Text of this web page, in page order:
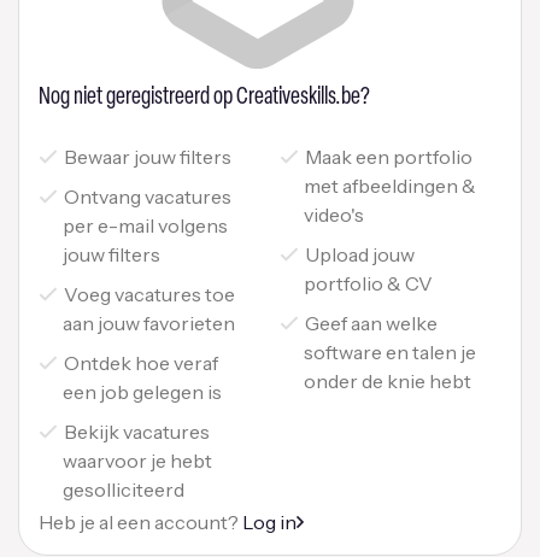
Nog niet geregistreerd op Creativeskills.be?
Bewaar jouw filters
Ontvang vacatures
per e-mail volgens
jouw filters
Voeg vacatures toe
aan jouw favorieten
Ontdek hoe veraf
een job gelegen is
Bekijk vacatures
waarvoor je hebt
gesolliciteerd
Maak een portfolio
met afbeeldingen &
video's
Upload jouw
portfolio & CV
Geef aan welke
software en talen je
onder de knie hebt
Heb je al een account? Log in